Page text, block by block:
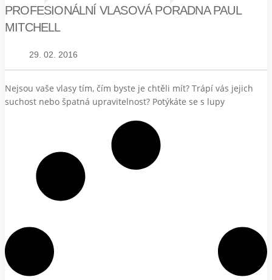
PROFESIONÁLNÍ VLASOVÁ PORADNA PAUL
MITCHELL
29. 02. 2016
Nejsou vaše vlasy tím, čím byste je chtěli mít? Trápí vás jejich
suchost nebo špatná upravitelnost? Potýkáte se s lupy